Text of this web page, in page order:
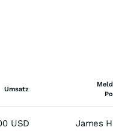
Umsatz
USD James